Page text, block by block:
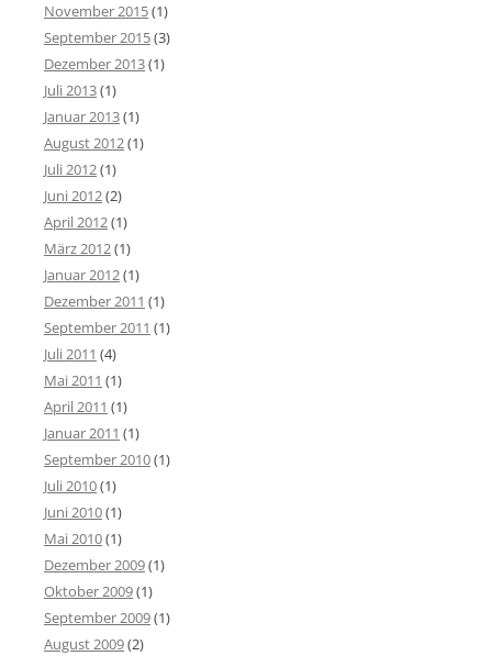
November 2015(1)
September 2015(3)
Dezember 2013(1)
Juli 2013(1)
Januar 2013(1)
August 2012(1)
Juli 2012(1)
Juni 2012(2)
April 2012(1)
März 2012(1)
Januar 2012(1)
Dezember 2011 (1)
September 2011 (1)
Juli 2011 (4)
Mai 2011 (1)
April 2011 (1)
Januar 2011 (1)
September 2010(1)
Juli 2010(1)
Juni 2010(1)
Mai 2010(1)
Dezember 2009(1)
Oktober 2009(1)
September 2009(1)
August 2009(2)